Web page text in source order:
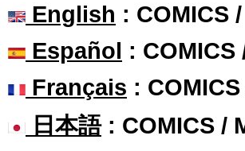
English : COMICS
Español : COMICS
Français :
日本語: COMICS /